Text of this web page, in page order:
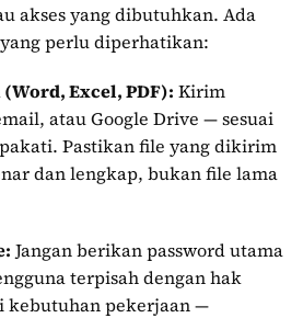
akses yang dibutuhkan. Ada
perlu diperhatikan:
Excel, PDF): Kirim
atau Google Drive — sesuai
Pastikan file yang dikirim
dan lengkap, bukan file lama
Jangan berikan password utama
terpisah dengan hak
kebutuhan pekerjaan —